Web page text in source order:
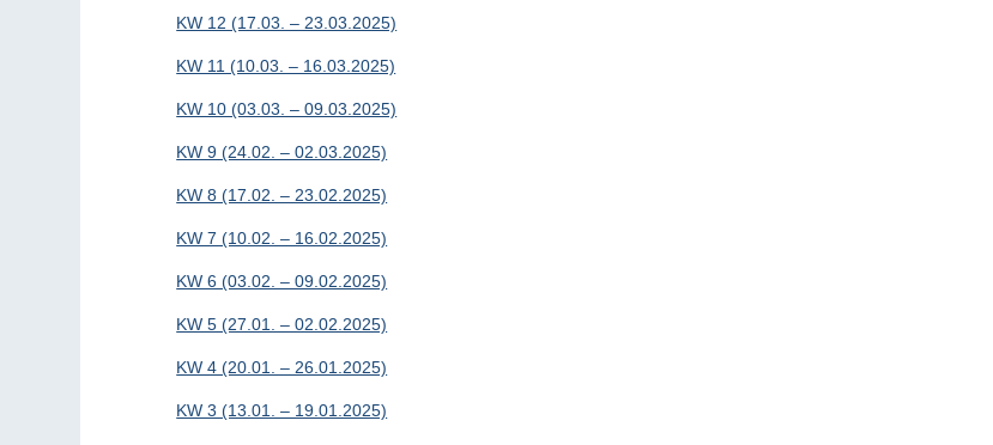
KW 12 (17.03. – 23.03.2025)
KW 11 (10.03. – 16.03.2025)
KW 10 (03.03. – 09.03.2025)
KW 9 (24.02. – 02.03.2025)
KW 8 (17.02. – 23.02.2025)
KW 7 (10.02. – 16.02.2025)
KW 6 (03.02. – 09.02.2025)
KW 5 (27.01. – 02.02.2025)
KW 4 (20.01. – 26.01.2025)
KW 3 (13.01. – 19.01.2025)